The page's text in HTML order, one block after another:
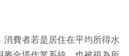
消費者若是居住在平均所得水